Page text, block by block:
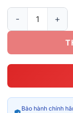
Đèn LED dây
Bảo hành chính